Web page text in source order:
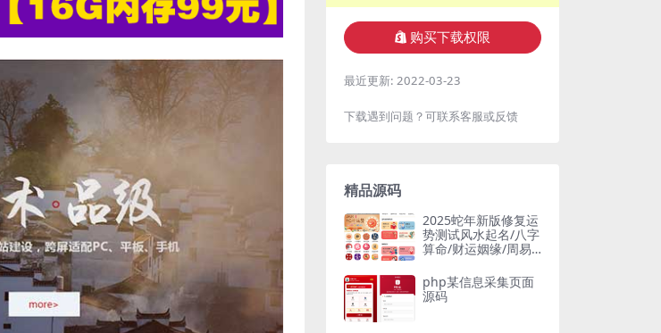
购买下载权限
最近更新: 2022-03-23
下载遇到问题？可联系客服或反馈
精品源码
2025蛇年新版修复运
势测试风水起名/八字
算命/财运姻缘/周易/
兼容易支付版
php某信息采集页面
源码